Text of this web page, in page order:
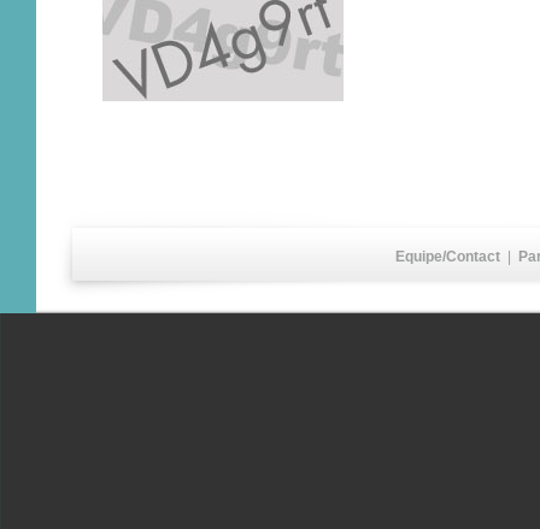
Equipe/Contact